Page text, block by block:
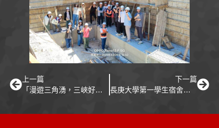
上一篇
「漫遊三角湧，三峽好市在」 市場改造開幕！
下一篇
長庚大學第一學生宿舍公共工程改造